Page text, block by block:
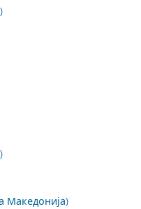
Македонија)